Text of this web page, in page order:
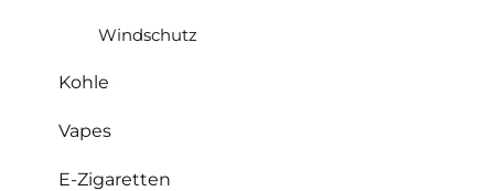
Windschutz
Kohle
Vapes
E-Zigaretten